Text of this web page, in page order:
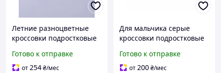
Летние разноцветные
кроссовки подростковые
натуральная кожа (N6310)
Готово к отправке
от254₴/мес
Для мальчика серые
кроссовки подростковые
(B26130-10)
Готово к отправке
от200₴/мес